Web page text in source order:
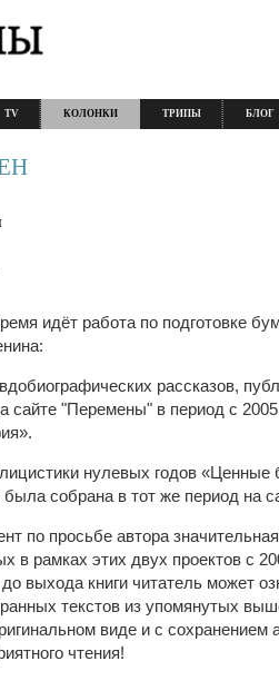
TV КОЛОНКИ ТРИПЫ БЛОГ
идёт работа по подготовке
рассказов,
сайте "Перемены" в период с 2005
нулевых годов «Ценные
была собрана в тот же период на
по просьбе автора
в рамках этих двух проектов с
выхода книги читатель может
текстов из упомянутых
виде и с сохранением
чтения!